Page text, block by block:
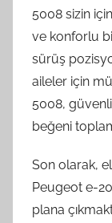
5008 sizin
ve konforlu
sürüş
aileler için
5008,
beğeni
Son olarak,
Peugeot e-
plana